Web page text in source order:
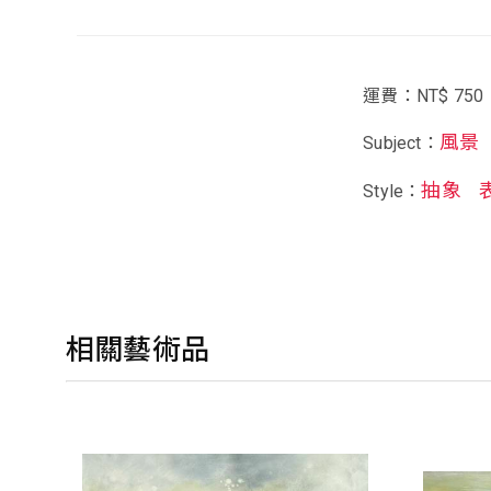
運費：NT$ 750
Subject： 風景
Style：抽象
相關藝術品